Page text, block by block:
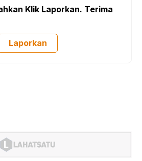
Klik Laporkan. Terima
Laporkan